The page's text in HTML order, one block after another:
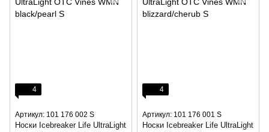
4
Артикул: 101 176 002 S
Носки Icebreaker Life UltraLight
4
Артикул: 101 176 001 S
Носки Icebreaker Life UltraLight